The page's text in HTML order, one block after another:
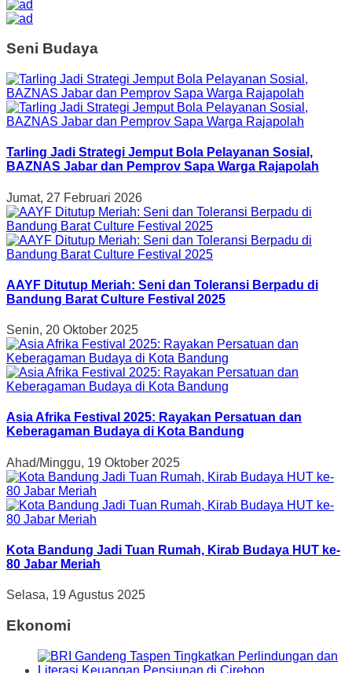
Seni Budaya
Tarling Jadi Strategi Jemput Bola Pelayanan Sosial,
BAZNAS Jabar dan Pemprov Sapa Warga Rajapolah
Jumat, 27 Februari 2026
AAYF Ditutup Meriah: Seni dan Toleransi Berpadu di
Bandung Barat Culture Festival 2025
Senin, 20 Oktober 2025
Asia Afrika Festival 2025: Rayakan Persatuan dan
Keberagaman Budaya di Kota Bandung
Ahad/Minggu, 19 Oktober 2025
Kota Bandung Jadi Tuan Rumah, Kirab Budaya HUT ke-
80 Jabar Meriah
Selasa, 19 Agustus 2025
Ekonomi